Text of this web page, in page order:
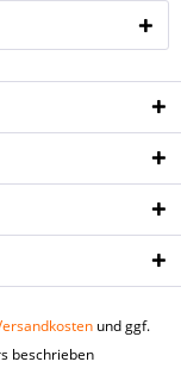
und ggf.
beschrieben